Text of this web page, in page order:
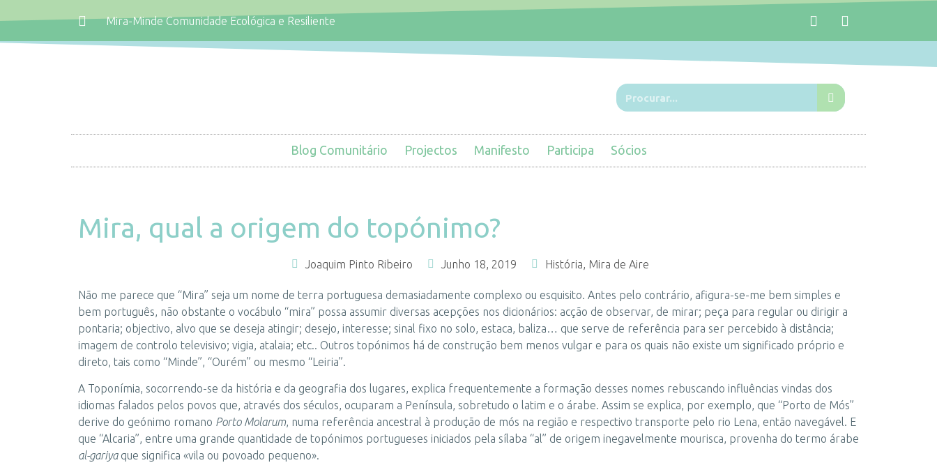
Mira-Minde Comunidade Ecológica e Resiliente
Blog Comunitário Projectos Manifesto Participa Sócios
Mira, qual a origem do topónimo?
Joaquim Pinto Ribeiro Junho 18, 2019 História, Mira de Aire
Não me parece que “Mira” seja um nome de terra portuguesa demasiadamente complexo ou esquisito. Antes pelo contrário, afigura-se-me bem simples e
bem português, não obstante o vocábulo “mira” possa assumir diversas acepções nos dicionários: acção de observar, de mirar; peça para regular ou dirigir a
pontaria; objectivo, alvo que se deseja atingir; desejo, interesse; sinal fixo no solo, estaca, baliza… que serve de referência para ser percebido à distância;
imagem de controlo televisivo; vigia, atalaia; etc.. Outros topónimos há de construção bem menos vulgar e para os quais não existe um significado próprio e
direto, tais como “Minde”, “Ourém” ou mesmo “Leiria”.
A Toponímia, socorrendo-se da história e da geografia dos lugares, explica frequentemente a formação desses nomes rebuscando influências vindas dos
idiomas falados pelos povos que, através dos séculos, ocuparam a Península, sobretudo o latim e o árabe. Assim se explica, por exemplo, que “Porto de Mós”
derive do geónimo romano Porto Molarum, numa referência ancestral à produção de mós na região e respectivo transporte pelo rio Lena, então navegável. E
que “Alcaria”, entre uma grande quantidade de topónimos portugueses iniciados pela sílaba “al” de origem inegavelmente mourisca, provenha do termo árabe
al-gariyaque significa «vila ou povoado pequeno».